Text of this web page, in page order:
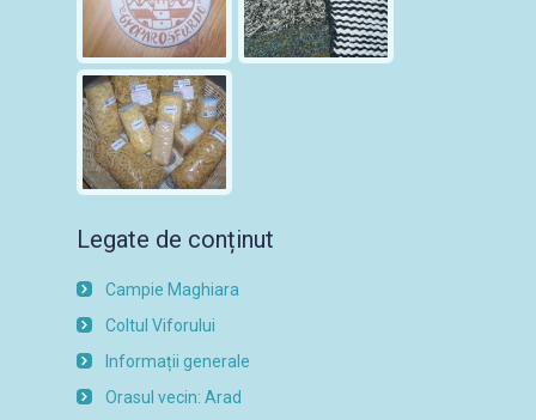
Legate de conținut
Campie Maghiara
Coltul Viforului
Informații generale
Orasul vecin: Arad